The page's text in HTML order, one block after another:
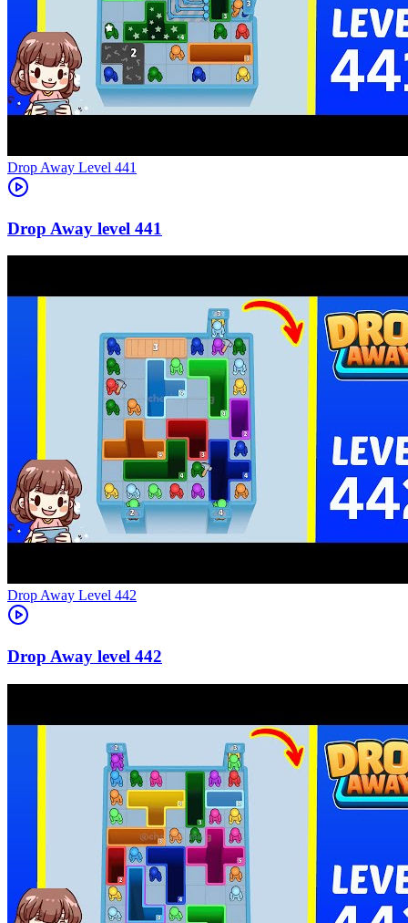
Level 441
441
Level 442
442